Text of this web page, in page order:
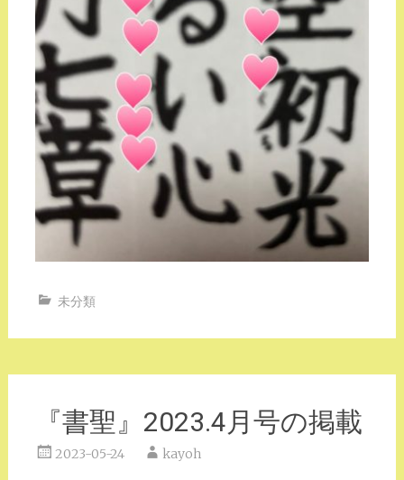
未分類
『書聖』2023.4月号の掲載
2023-05-24 kayoh